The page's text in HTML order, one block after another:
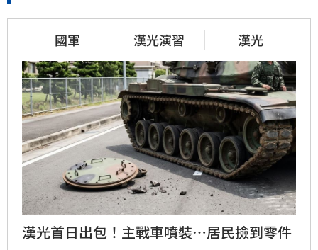
國軍 漢光演習 漢光
漢光首日出包！主戰車噴裝…居民撿到零件